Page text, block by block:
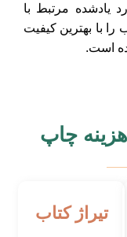
یادشده مرتبط با
را با بهترین کیفیت
است.
هزینه چاپ
تیراژ کتاب